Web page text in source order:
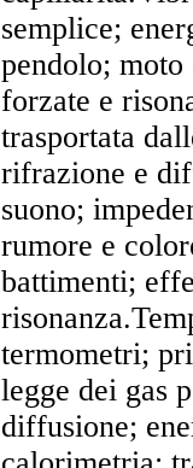
semplice;
pendolo;
forzate e
trasportata
rifrazione e
suono;
rumore e
battimenti;
termometri;
legge dei gas
diffusione;